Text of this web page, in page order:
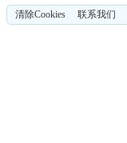
清除Cookies 联系我们